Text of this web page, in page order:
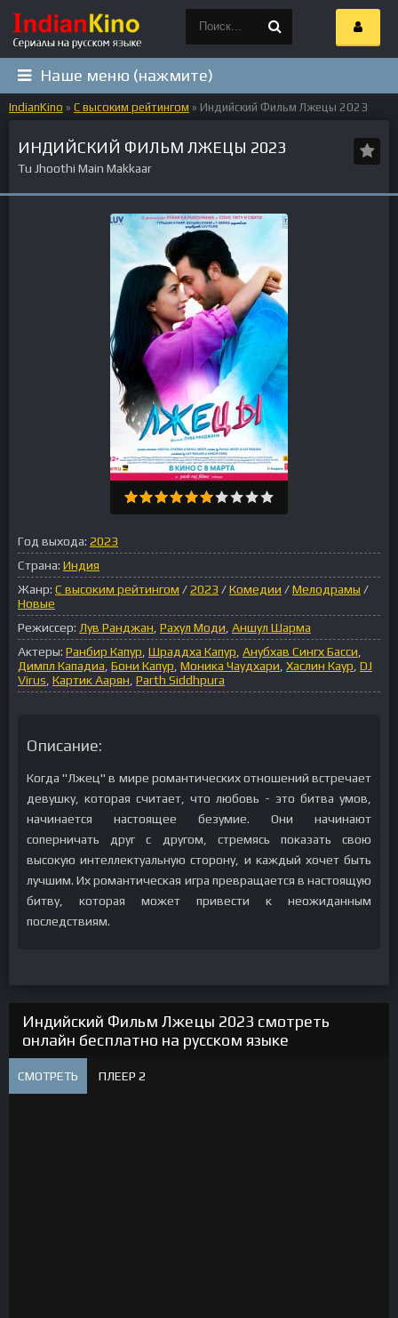
Наше меню (нажмите)
IndianKino » С высоким рейтингом » Индийский Фильм Лжецы 2023
ИНДИЙСКИЙ ФИЛЬМ ЛЖЕЦЫ 2023
Tu Jhoothi Main Makkaar
Год выхода: 2023
Страна: Индия
Жанр: С высоким рейтингом /2023 /Комедии /Мелодрамы /
Новые
Режиссер: Лув Ранджан Рахул Моди Аншул Шарма
Актеры: Ранбир Капур Шраддха Капур Анубхав Сингх Басси
Димпл Кападиа Бони Капур Моника Чаудхари Хаслин Каур DJ
Virus Картик Аарян Parth Siddhpura
Описание:
Когда "Лжец" в мире романтических отношений встречает
девушку, которая считает, что любовь - это битва умов,
начинается настоящее безумие. Они начинают
соперничать друг с другом, стремясь показать свою
высокую интеллектуальную сторону, и каждый хочет быть
лучшим. Их романтическая игра превращается в настоящую
битву, которая может привести к неожиданным
последствиям.
Индийский Фильм Лжецы 2023 смотреть
онлайн бесплатно на русском языке
СМОТРЕТЬ ПЛЕЕР 2